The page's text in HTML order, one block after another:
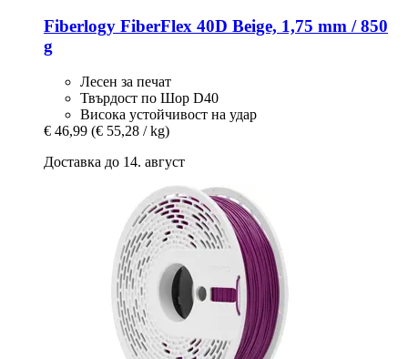
Fiberlogy FiberFlex 40D Beige, 1,75 mm / 850
g
Лесен за печат
Твърдост по Шор D40
Висока устойчивост на удар
€ 46,99 (€ 55,28 / kg)
Доставка до 14. август